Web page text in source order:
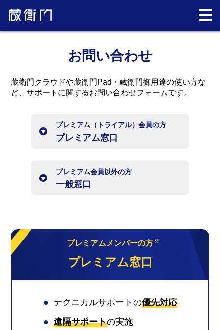
お問い合わせ
蔵衛門クラウドや蔵衛門Pad・蔵衛門御用達の使い方な
ど、サポートに関するお問い合わせフォームです。
プレミアム（トライアル）会員の方
プレミアム窓口
プレミアム会員以外の方
一般窓口
プレミアムメンバーの方 ※
プレミアム窓口
● テクニカルサポートの優先対応
● 遠隔サポートの実施